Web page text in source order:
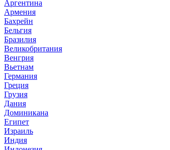
Аргентина
Армения
Бахрейн
Бельгия
Бразилия
Великобритания
Венгрия
Вьетнам
Германия
Греция
Грузия
Дания
Доминикана
Египет
Израиль
Индия